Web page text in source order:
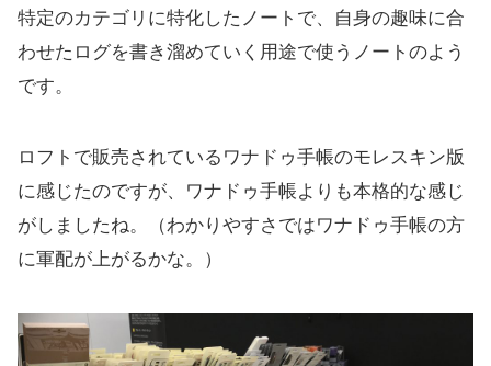
特定のカテゴリに特化したノートで、自身の趣味に合
わせたログを書き溜めていく用途で使うノートのよう
です。
ロフトで販売されているワナドゥ手帳のモレスキン版
に感じたのですが、ワナドゥ手帳よりも本格的な感じ
がしましたね。（わかりやすさではワナドゥ手帳の方
に軍配が上がるかな。）